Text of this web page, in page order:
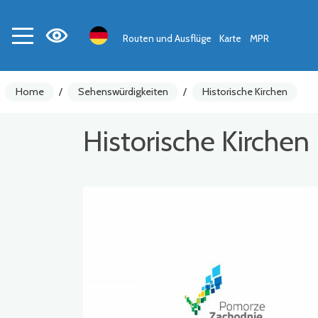
Routen und Ausflüge Karte MPR
Home / Sehenswürdigkeiten / Historische Kirchen
Historische Kirchen